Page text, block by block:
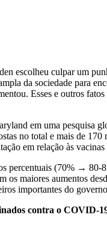
escolheu culpar um
da sociedade para
Esses e outros
em uma pesquisa
no total e mais de
em relação às vacinas
percentuais (70% → 80-
maiores aumentos
importantes do
contra o COVID-